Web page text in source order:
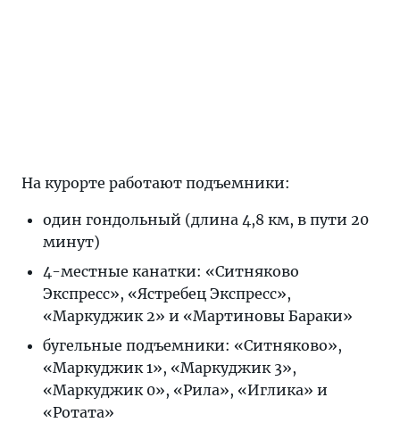
На курорте работают подъемники:
один гондольный (длина 4,8 км, в пути 20
минут)
4-местные канатки: «Ситняково
Экспресс», «Ястребец Экспресс»,
«Маркуджик 2» и «Мартиновы Бараки»
бугельные подъемники: «Ситняково»,
«Маркуджик 1», «Маркуджик 3»,
«Маркуджик 0», «Рила», «Иглика» и
«Ротата»